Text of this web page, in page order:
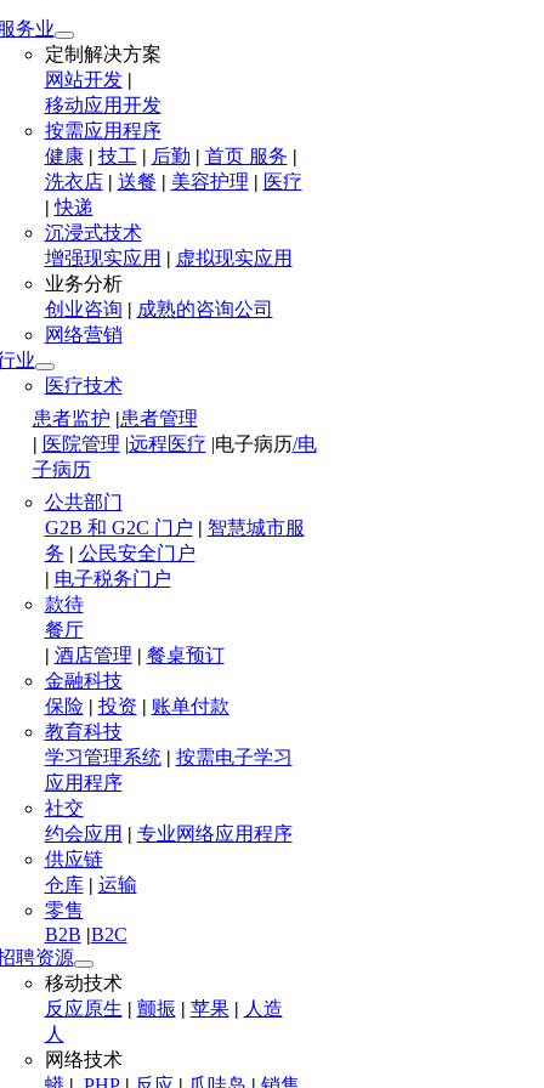
务业
定制解决方案
网站开发|
移动应用开发
按需应用程序
健康| 技工| 后勤 | 首页 服务 |
洗衣店 | 送餐 | 美容护理 | 医疗
|快递
沉浸式技术
增强现实应用 | 虚拟现实应用
业务分析
创业咨询 | 成熟的咨询公司
网络营销
业
医疗技术
患者监护 |患者管理
| 医院管理 |远程医疗 |电子病历/电
子病历
公共部门
G2B 和 G2C 门户 | 智慧城市服
务 | 公民安全门户
| 电子税务门户
款待
餐厅
| 酒店管理 | 餐桌预订
金融科技
保险| 投资 | 账单付款
教育科技
学习管理系统 | 按需电子学习
应用程序
社交
约会应用 | 专业网络应用程序
供应链
仓库| 运输
零售
B2B |B2C
聘资源
移动技术
反应原生 | 颤振 | 苹果| 人造
人
网络技术